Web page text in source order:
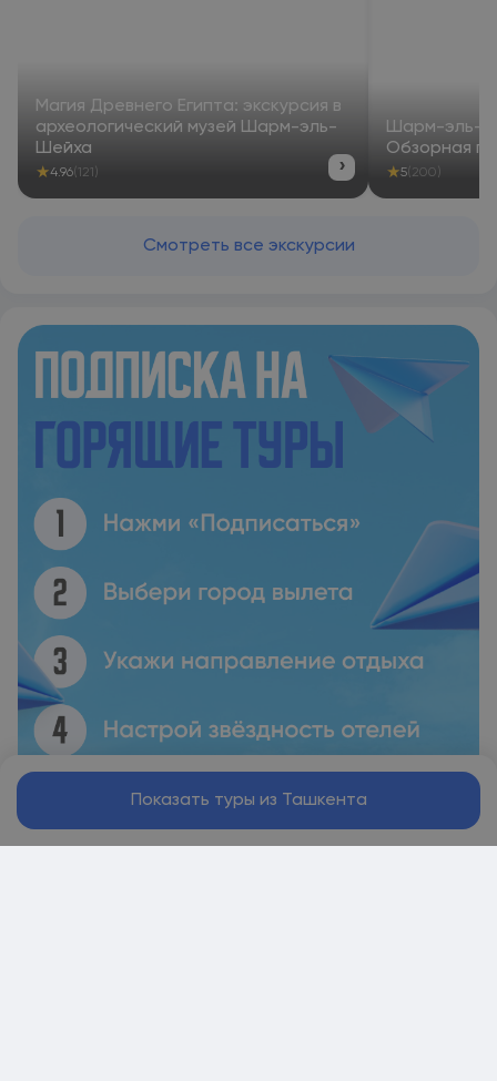
Магия Древнего Египта: экскурсия в
археологический музей Шарм-эль-
Шейха
★4.96(121) ›
Шарм-эль-
Обзорная
★5 (200)
Смотреть все экскурсии
Показать туры из Ташкента